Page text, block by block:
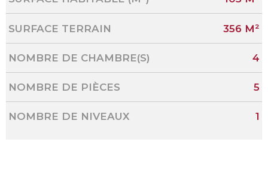
SURFACE TERRAIN 356 M²
NOMBRE DE CHAMBRE(S) 4
NOMBRE DE PIÈCES 5
NOMBRE DE NIVEAUX 1